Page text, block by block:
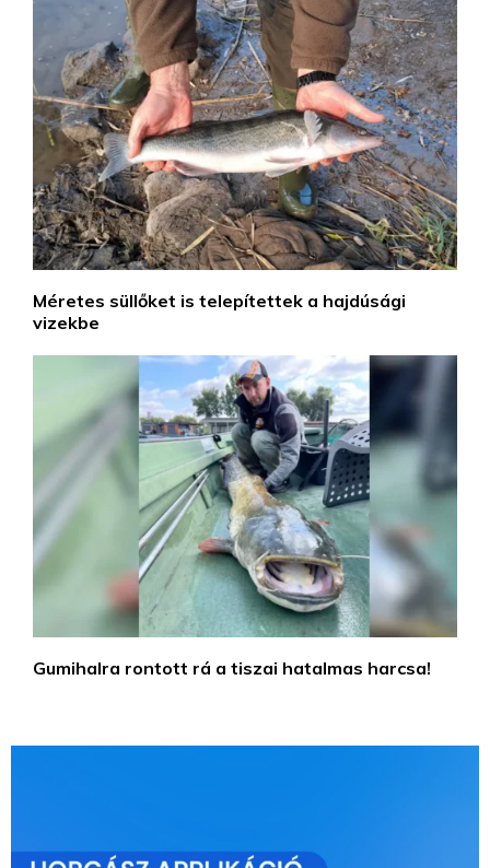
Méretes süllőket is telepítettek a hajdúsági
vizekbe
Gumihalra rontott rá a tiszai hatalmas harcsa!